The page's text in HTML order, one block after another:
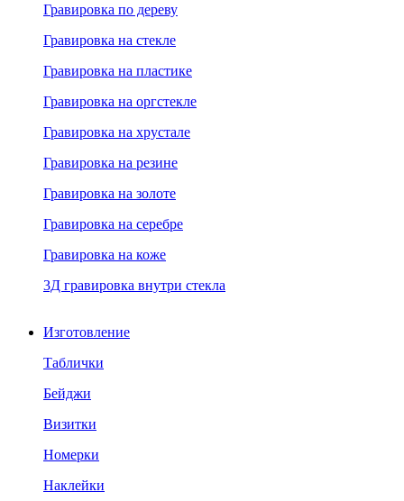
Гравировка по дереву
Гравировка на стекле
Гравировка на пластике
Гравировка на оргстекле
Гравировка на хрустале
Гравировка на резине
Гравировка на золоте
Гравировка на серебре
Гравировка на коже
3Д гравировка внутри стекла
Изготовление
Таблички
Бейджи
Визитки
Номерки
Наклейки